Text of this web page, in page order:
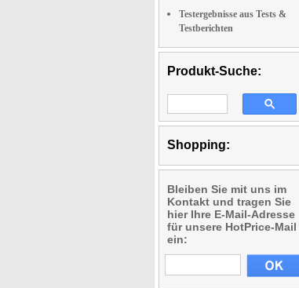
Testergebnisse aus Tests &
Testberichten
Produkt-Suche:
Shopping:
Bleiben Sie mit uns im
Kontakt und tragen Sie
hier Ihre E-Mail-Adresse
für unsere HotPrice-Mail
ein: